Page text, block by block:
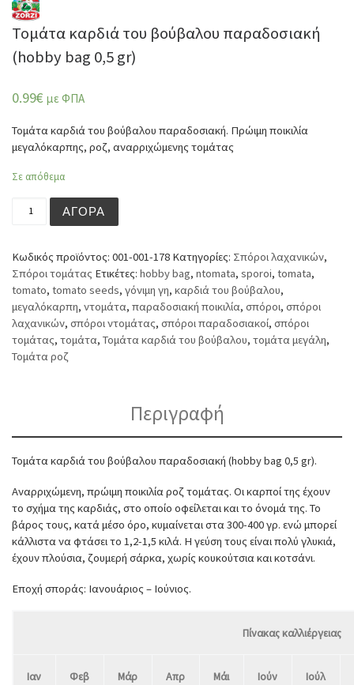
Τομάτα καρδιά του βούβαλου παραδοσιακή
(hobby bag 0,5 gr)
0.99€ με ΦΠΑ
Τομάτα καρδιά του βούβαλου παραδοσιακή. Πρώιμη ποικιλία
μεγαλόκαρπης, ροζ, αναρριχώμενης τομάτας
Σε απόθεμα
ΑΓΟΡΆ
Κωδικός προϊόντος: 001-001-178 Κατηγορίες: Σπόροι λαχανικών,
Σπόροι τομάτας Ετικέτες: hobby bag, ntomata, sporoi, tomata,
tomato, tomato seeds, γόνιμη γη, καρδιά του βούβαλου,
μεγαλόκαρπη, ντομάτα, παραδοσιακή ποικιλία, σπόροι, σπόροι
λαχανικών, σπόροι ντομάτας, σπόροι παραδοσιακοί, σπόροι
τομάτας, τομάτα, Τομάτα καρδιά του βούβαλου, τομάτα μεγάλη,
Τομάτα ροζ
Περιγραφή
Τομάτα καρδιά του βούβαλου παραδοσιακή (hobby bag 0,5 gr).
Αναρριχώμενη, πρώιμη ποικιλία ροζ τομάτας. Οι καρποί της έχουν
το σχήμα της καρδιάς, στο οποίο οφείλεται και το όνομά της. Το
βάρος τους, κατά μέσο όρο, κυμαίνεται στα 300-400 γρ. ενώ μπορεί
κάλλιστα να φτάσει το 1,2-1,5 κιλά. Η γεύση τους είναι πολύ γλυκιά,
έχουν πλούσια, ζουμερή σάρκα, χωρίς κουκούτσια και κοτσάνι.
Εποχή σποράς: Ιανουάριος – Ιούνιος.
Πίνακας καλλιέργειας
Ιαν Φεβ Μάρ Απρ Μάι Ιούν Ιούλ